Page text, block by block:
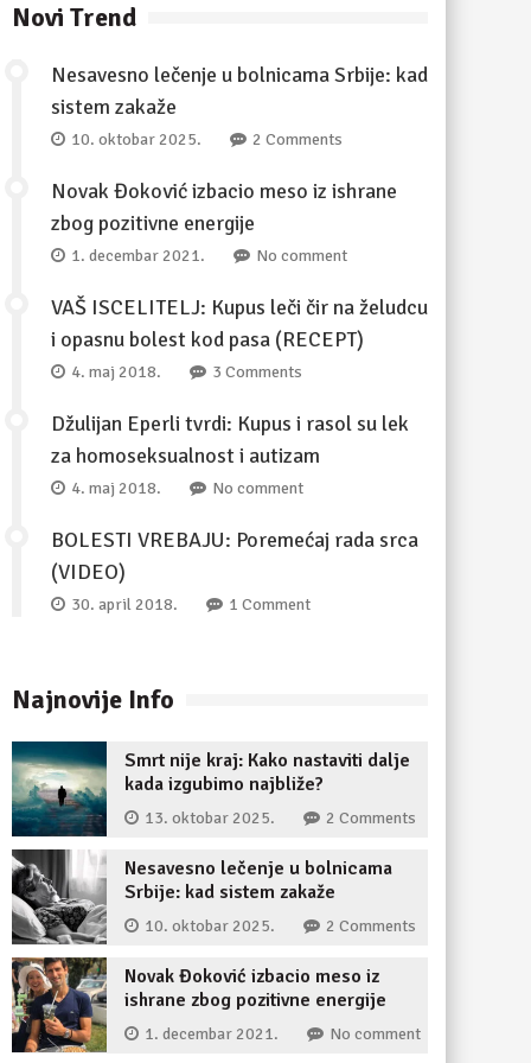
Novi Trend
Nesavesno lečenje u bolnicama Srbije: kad
sistem zakaže
10. oktobar 2025. 2 Comments
Novak Đoković izbacio meso iz ishrane
zbog pozitivne energije
1. decembar 2021. No comment
VAŠ ISCELITELJ: Kupus leči čir na želudcu
i opasnu bolest kod pasa (RECEPT)
4. maj 2018. 3 Comments
Džulijan Eperli tvrdi: Kupus i rasol su lek
za homoseksualnost i autizam
4. maj 2018. No comment
BOLESTI VREBAJU: Poremećaj rada srca
(VIDEO)
30. april 2018. 1 Comment
Najnovije Info
Smrt nije kraj: Kako nastaviti dalje
kada izgubimo najbliže?
13. oktobar 2025. 2 Comments
Nesavesno lečenje u bolnicama
Srbije: kad sistem zakaže
10. oktobar 2025. 2 Comments
Novak Đoković izbacio meso iz
ishrane zbog pozitivne energije
1. decembar 2021. No comment